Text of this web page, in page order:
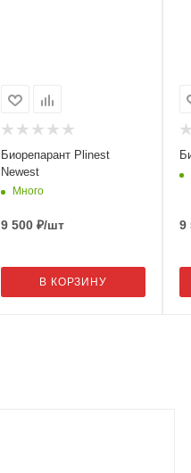
Биорепарант Plinest
Newest
Много
9 500 ₽/шт
В КОРЗИНУ
9